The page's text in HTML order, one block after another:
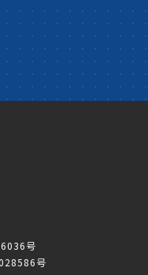
号
号